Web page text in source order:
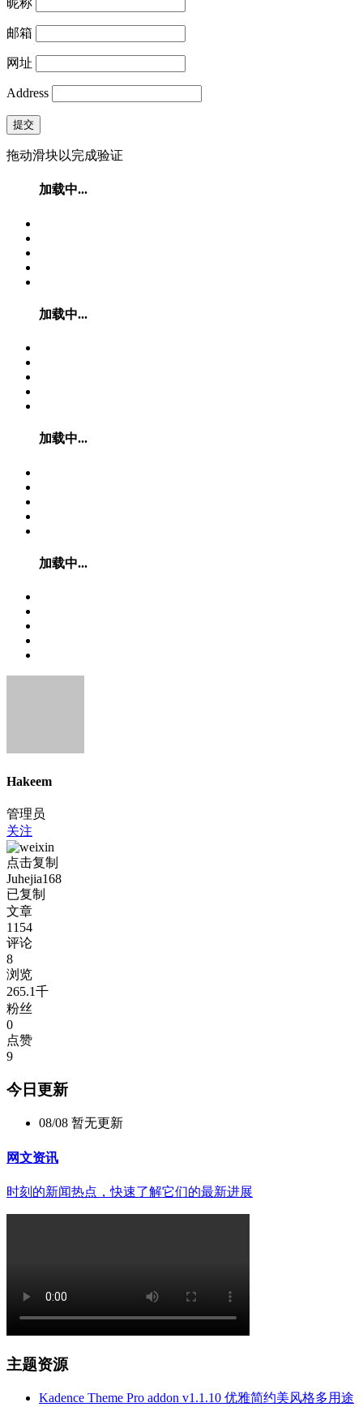
昵称
邮箱
网址
Address
提交
拖动滑块以完成验证
加载中...
加载中...
加载中...
加载中...
Hakeem
管理员
关注
点击复制
Juhejia168
已复制
文章
1154
评论
8
浏览
265.1千
粉丝
0
点赞
9
今日更新
08/08 暂无更新
网文资讯
时刻的新闻热点，快速了解它们的最新进展
主题资源
Kadence Theme Pro addon v1.1.10 优雅简约美风格多用途